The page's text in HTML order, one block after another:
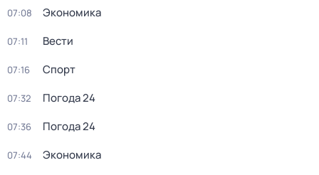
07:08 Экономика
07:11 Вести
07:16 Спорт
07:32 Погода 24
07:36 Погода 24
07:44 Экономика